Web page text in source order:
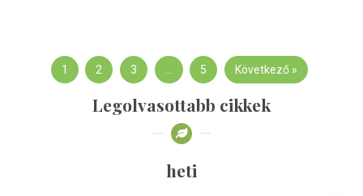
1 2 3 … 5 Következő »
Legolvasottabb cikkek
heti